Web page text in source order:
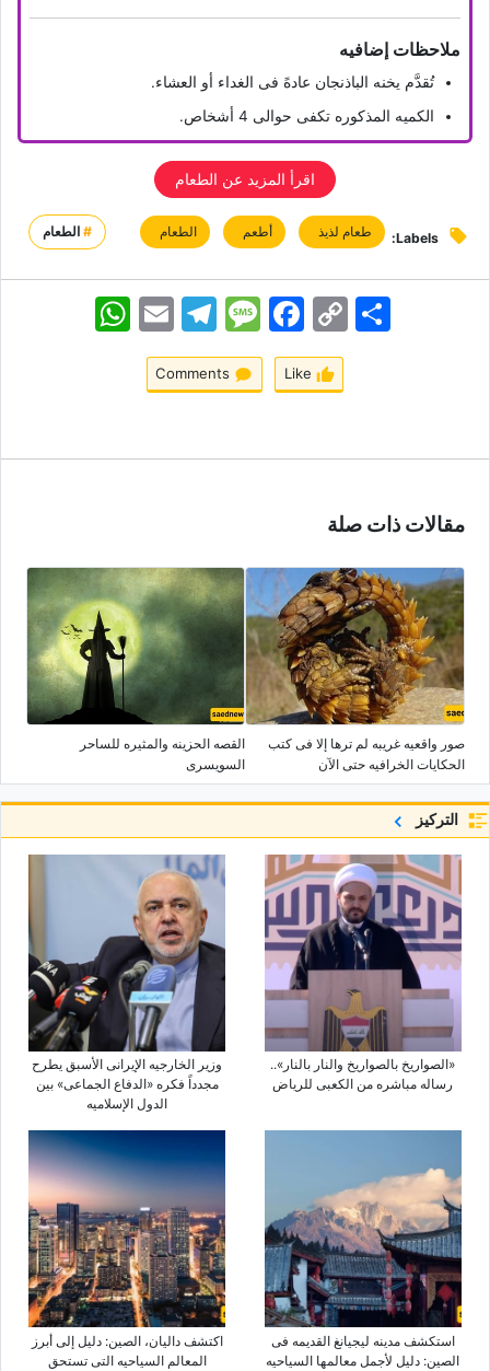
ملاحظات إضافیه
تُقدَّم یخنه الباذنجان عادهً فی الغداء أو العشاء.
الکمیه المذکوره تکفی حوالی 4 أشخاص.
اقرأ المزید عن الطعام
Labels: طعام لذیذ أطعم الطعام #الطعام
WhatsApp EmailTelegramMessageFacebook Copy
Link
اشتراک
Like
Comments
مقالات ذات صلة
صور واقعیه غریبه لم ترها إلا فی کتب
الحکایات الخرافیه حتى الآن
القصه الحزینه والمثیره للساحر
السویسری
التركيز
«الصواریخ بالصواریخ والنار بالنار»..
رساله مباشره من الکعبی للریاض
وزیر الخارجیه الإیرانی الأسبق یطرح
مجدداً فکره «الدفاع الجماعی» بین
الدول الإسلامیه
استکشف مدینه لیجیانغ القدیمه فی
الصین: دلیل لأجمل معالمها السیاحیه
اکتشف دالیان، الصین: دلیل إلى أبرز
المعالم السیاحیه التی تستحق